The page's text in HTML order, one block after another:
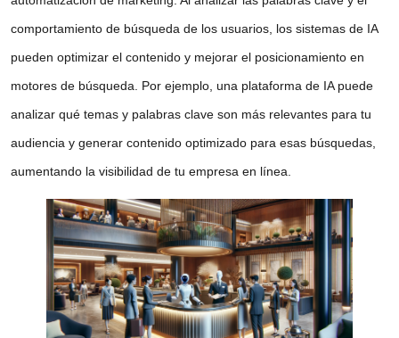
comportamiento de búsqueda de los usuarios, los sistemas de IA
pueden optimizar el contenido y mejorar el posicionamiento en
motores de búsqueda. Por ejemplo, una plataforma de IA puede
analizar qué temas y palabras clave son más relevantes para tu
audiencia y generar contenido optimizado para esas búsquedas,
aumentando la visibilidad de tu empresa en línea.